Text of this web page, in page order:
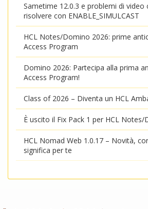
Sametime 12.0.3 e problemi di video
risolvere con ENABLE_SIMULCAST
HCL Notes/Domino 2026: prime
Access Program
Domino 2026: Partecipa alla prima
Access Program!
Class of 2026 – Diventa un HCL
È uscito il Fix Pack 1 per HCL Notes/
HCL Nomad Web 1.0.17 – Novità,
significa per te